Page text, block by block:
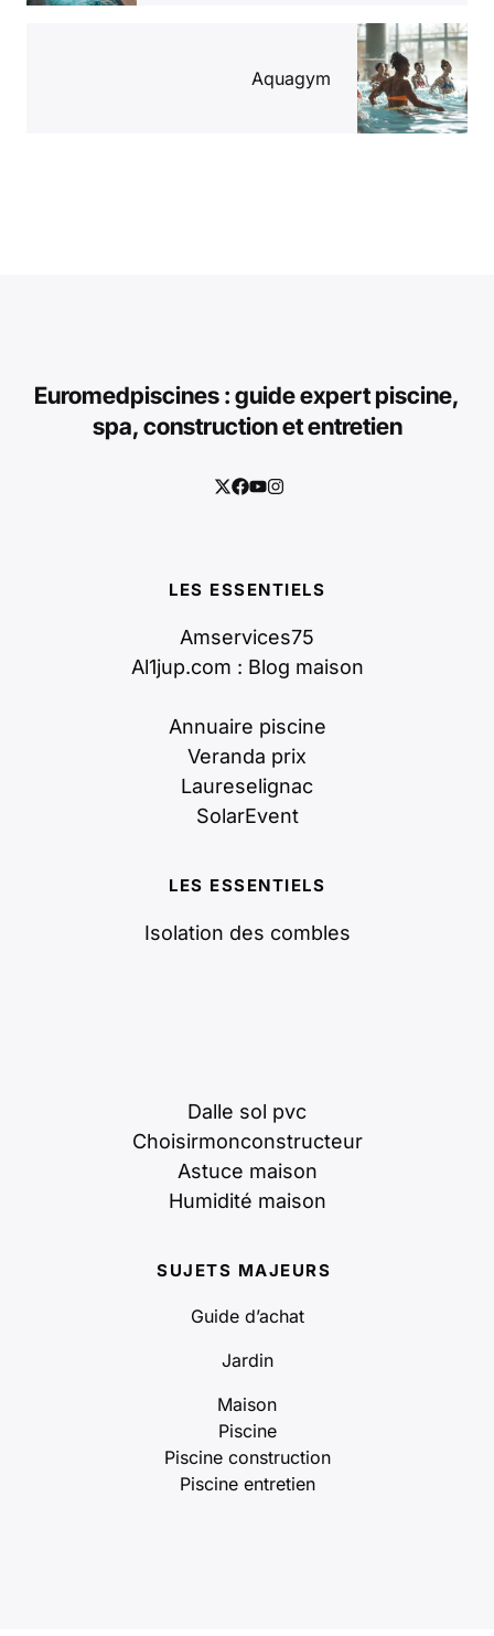
Aquagym
Euromedpiscines : guide expert piscine,
spa, construction et entretien
LES ESSENTIELS
Amservices75
Al1jup.com : Blog maison
Annuaire piscine
Veranda prix
Laureselignac
SolarEvent
LES ESSENTIELS
Isolation des combles
Dalle sol pvc
Choisirmonconstructeur
Astuce maison
Humidité maison
SUJETS MAJEURS
Guide d’achat
Jardin
Maison
Piscine
Piscine construction
Piscine entretien